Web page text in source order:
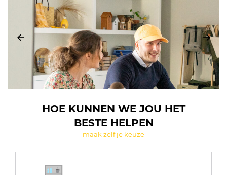
HOE KUNNEN WE JOU HET
BESTE HELPEN
maak zelf je keuze